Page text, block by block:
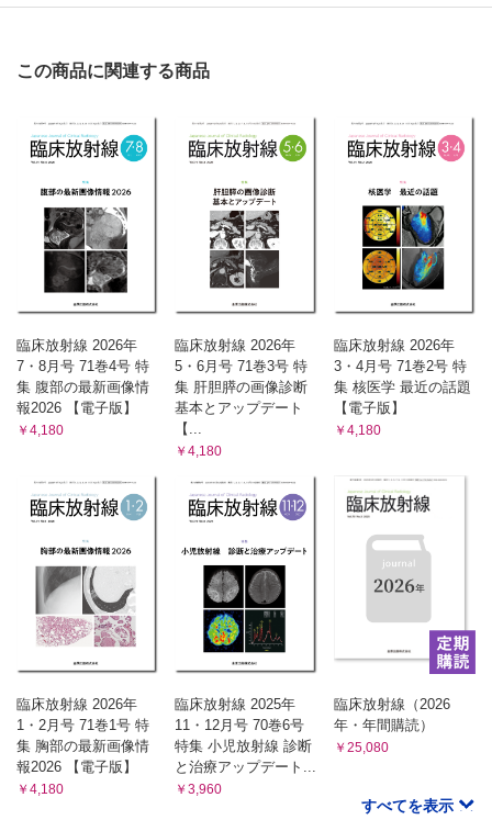
この商品に関連する商品
臨床放射線 2026年
7・8月号 71巻4号 特
集 腹部の最新画像情
報2026 【電子版】
￥4,180
臨床放射線 2026年
5・6月号 71巻3号 特
集 肝胆膵の画像診断
基本とアップデート
【...
￥4,180
臨床放射線 2026年
3・4月号 71巻2号 特
集 核医学 最近の話題
【電子版】
￥4,180
臨床放射線 2026年
1・2月号 71巻1号 特
集 胸部の最新画像情
報2026 【電子版】
￥4,180
臨床放射線 2025年
11・12月号 70巻6号
特集 小児放射線 診断
と治療アップデート...
￥3,960
臨床放射線（2026
年・年間購読）
￥25,080
すべてを表示